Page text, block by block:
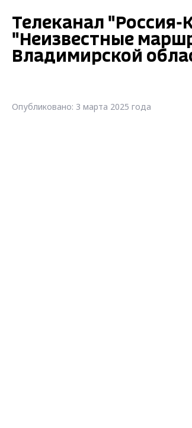
Телеканал
"Неизвестные
Владимирской
Опубликовано: 3 марта 2025 года